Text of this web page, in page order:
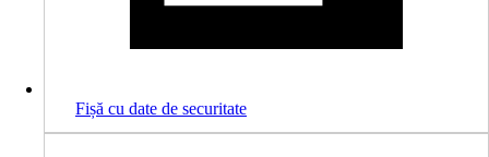
Fișă cu date de securitate